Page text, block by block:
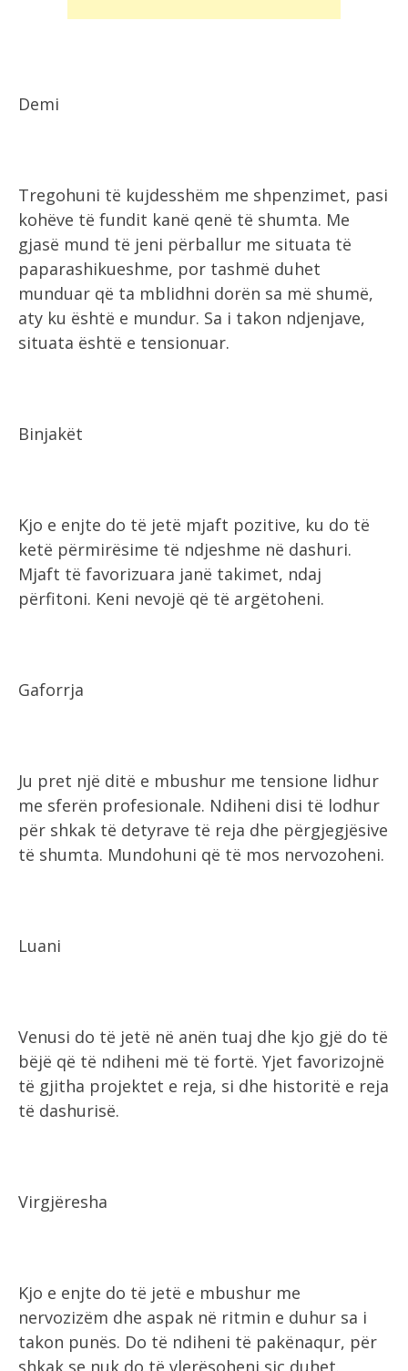
Demi
Tregohuni të kujdesshëm me shpenzimet, pasi
kohëve të fundit kanë qenë të shumta. Me
gjasë mund të jeni përballur me situata të
paparashikueshme, por tashmë duhet
munduar që ta mblidhni dorën sa më shumë,
aty ku është e mundur. Sa i takon ndjenjave,
situata është e tensionuar.
Binjakët
Kjo e enjte do të jetë mjaft pozitive, ku do të
ketë përmirësime të ndjeshme në dashuri.
Mjaft të favorizuara janë takimet, ndaj
përfitoni. Keni nevojë që të argëtoheni.
Gaforrja
Ju pret një ditë e mbushur me tensione lidhur
me sferën profesionale. Ndiheni disi të lodhur
për shkak të detyrave të reja dhe përgjegjësive
të shumta. Mundohuni që të mos nervozoheni.
Luani
Venusi do të jetë në anën tuaj dhe kjo gjë do të
bëjë që të ndiheni më të fortë. Yjet favorizojnë
të gjitha projektet e reja, si dhe historitë e reja
të dashurisë.
Virgjëresha
Kjo e enjte do të jetë e mbushur me
nervozizëm dhe aspak në ritmin e duhur sa i
takon punës. Do të ndiheni të pakënaqur, për
shkak se nuk do të vlerësoheni siç duhet.